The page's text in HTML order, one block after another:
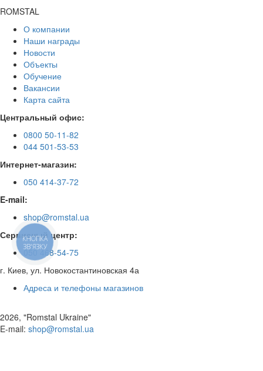
ROMSTAL
О компании
Наши награды
Новости
Объекты
Обучение
Вакансии
Карта сайта
Центральный офис:
0800 50-11-82
044 501-53-53
Интернет-магазин:
050 414-37-72
E-mail:
shop@romstal.ua
Сервисный центр:
050 468-54-75
г. Киев, ул. Новокостантиновская 4а
Адреса и телефоны магазинов
2026, "Romstal Ukraine"
​E-mail: shop@romstal.ua
КНОПКА
ЗВ'ЯЗКУ